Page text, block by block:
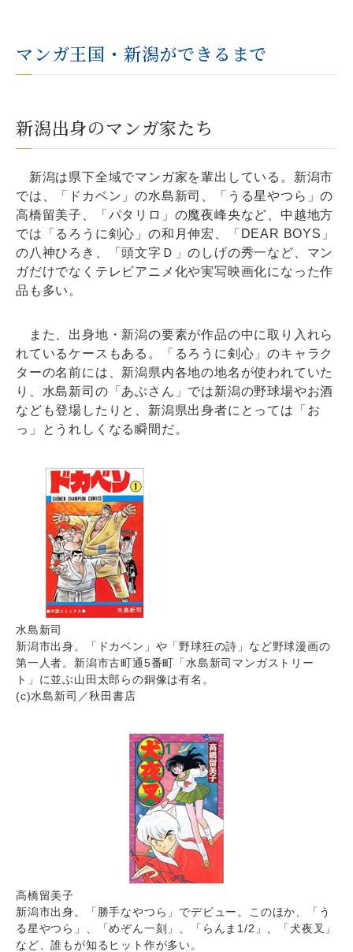
マンガ王国・新潟ができるまで
新潟出身のマンガ家たち
新潟は県下全域でマンガ家を輩出している。新潟市
では、「ドカベン」の水島新司、「うる星やつら」の
高橋留美子、「パタリロ」の魔夜峰央など、中越地方
では「るろうに剣心」の和月伸宏、「DEAR BOYS」
の八神ひろき、「頭文字Ｄ」のしげの秀一など、マン
ガだけでなくテレビアニメ化や実写映画化になった作
品も多い。
また、出身地・新潟の要素が作品の中に取り入れら
れているケースもある。「るろうに剣心」のキャラク
ターの名前には、新潟県内各地の地名が使われていた
り、水島新司の「あぶさん」では新潟の野球場やお酒
なども登場したりと、新潟県出身者にとっては「お
っ」とうれしくなる瞬間だ。
水島新司
新潟市出身。「ドカベン」や「野球狂の詩」など野球漫画の
第一人者。新潟市古町通5番町「水島新司マンガストリー
ト」に並ぶ山田太郎らの銅像は有名。
(c)水島新司／秋田書店
高橋留美子
新潟市出身。「勝手なやつら」でデビュー。このほか、「う
る星やつら」、「めぞん一刻」、「らんま1/2」、「犬夜叉」
など、誰もが知るヒット作が多い。